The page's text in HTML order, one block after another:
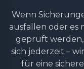
Wenn
ausfallen oder es
geprüft werden,
sich jederzeit –
für eine